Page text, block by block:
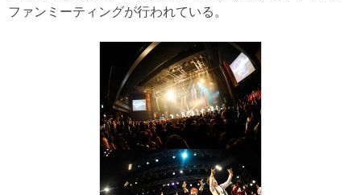
ファンミーティングが行われている。